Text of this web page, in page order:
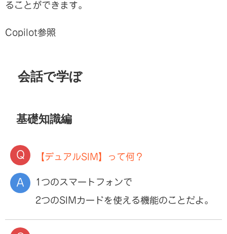
ることができます。
Copilot参照
会話で学ぼ
基礎知識編
【デュアルSIM】って何？
1つのスマートフォンで
2つのSIMカードを使える機能のことだよ。